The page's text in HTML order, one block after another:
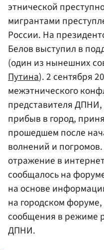
этнической
мигрантами
России. На
Белов выступил в
(один из нынешних
Путина). 2 сентября
межэтнического
представителя ДПНИ,
прибыв в город,
прошедшем после
волнений и
отражение в
сообщалось на
на основе
на городском
сообщения в режиме
ДПНИ.